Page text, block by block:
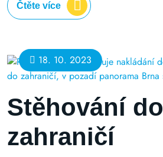
Čtěte více
18. 10. 2023
Stěhování do
zahraničí